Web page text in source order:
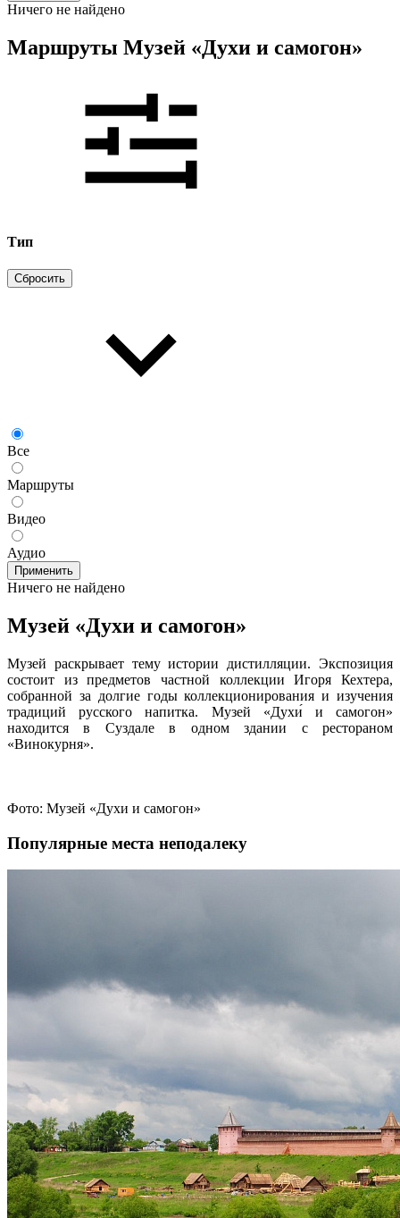
Ничего не найдено
Маршруты Музей «Духи и самогон»
Тип
Сбросить
Все
Маршруты
Видео
Аудио
Применить
Ничего не найдено
Музей «Духи и самогон»
Музей раскрывает тему истории дистилляции. Экспозиция
состоит из предметов частной коллекции Игоря Кехтера,
собранной за долгие годы коллекционирования и изучения
традиций русского напитка. Музей «Духи́ и самогон»
находится в Суздале в одном здании с рестораном
«Винокурня».
Фото: Музей «Духи и самогон»
Популярные места неподалеку